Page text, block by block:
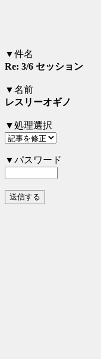
▼件名
Re: 3/6 セッション
▼名前
レスリーオギノ
▼処理選択
▼パスワード